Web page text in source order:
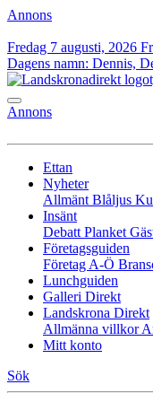
Annons
Fredag 7 augusti, 2026
Dagens namn: Dennis,
Annons
Ettan
Nyheter
Allmänt Blåljus
Insänt
Debatt Planket
Företagsguiden
Företag A-Ö
Lunchguiden
Galleri Direkt
Landskrona Direkt
Allmänna villkor
Mitt konto
Sök